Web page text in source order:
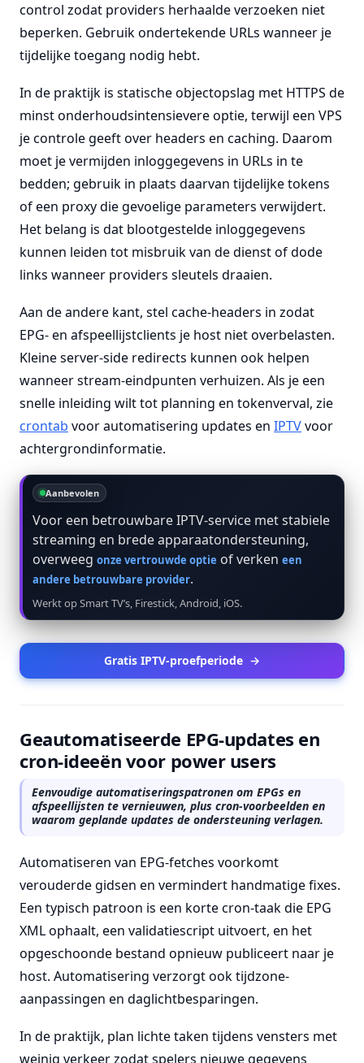
control zodat providers herhaalde verzoeken niet
beperken. Gebruik ondertekende URLs wanneer je
tijdelijke toegang nodig hebt.
In de praktijk is statische objectopslag met HTTPS de
minst onderhoudsintensievere optie, terwijl een VPS
je controle geeft over headers en caching. Daarom
moet je vermijden inloggegevens in URLs in te
bedden; gebruik in plaats daarvan tijdelijke tokens
of een proxy die gevoelige parameters verwijdert.
Het belang is dat blootgestelde inloggegevens
kunnen leiden tot misbruik van de dienst of dode
links wanneer providers sleutels draaien.
Aan de andere kant, stel cache-headers in zodat
EPG- en afspeellijstclients je host niet overbelasten.
Kleine server-side redirects kunnen ook helpen
wanneer stream-eindpunten verhuizen. Als je een
snelle inleiding wilt tot planning en tokenverval, zie
crontab voor automatisering updates en IPTVvoor
achtergrondinformatie.
Aanbevolen
Voor een betrouwbare IPTV-service met stabiele
streaming en brede apparaatondersteuning,
overweeg onze vertrouwde optie of verken een
andere betrouwbare provider.
Werkt op Smart TV’s, Firestick, Android, iOS.
Gratis IPTV-proefperiode →
Geautomatiseerde EPG-updates en
cron-ideeën voor power users
Eenvoudige automatiseringspatronen om EPGs en
afspeellijsten te vernieuwen, plus cron-voorbeelden en
waarom geplande updates de ondersteuning verlagen.
Automatiseren van EPG-fetches voorkomt
verouderde gidsen en vermindert handmatige fixes.
Een typisch patroon is een korte cron-taak die EPG
XML ophaalt, een validatiescript uitvoert, en het
opgeschoonde bestand opnieuw publiceert naar je
host. Automatisering verzorgt ook tijdzone-
aanpassingen en daglichtbesparingen.
In de praktijk, plan lichte taken tijdens vensters met
weinig verkeer zodat spelers nieuwe gegevens